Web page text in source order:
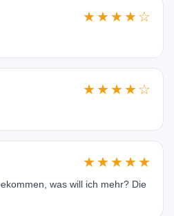
★★★★☆
★★★★☆
★★★★★
was will ich mehr? Die